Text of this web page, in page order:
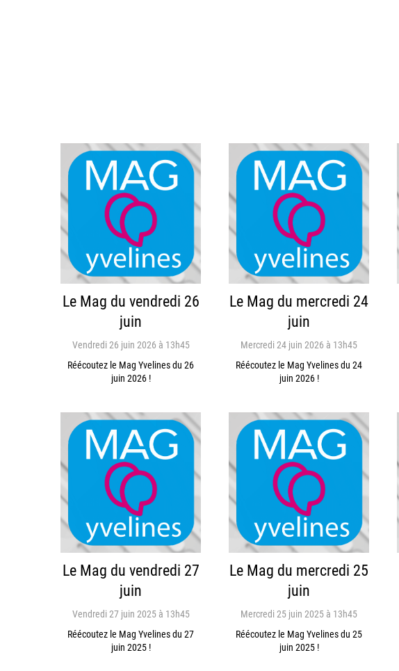
Le Mag du vendredi 26
juin
Vendredi 26 juin 2026 à 13h45
Réécoutez le Mag Yvelines du 26
juin 2026 !
Le Mag du mercredi 24
juin
Mercredi 24 juin 2026 à 13h45
Réécoutez le Mag Yvelines du 24
juin 2026 !
Le Mag du vendredi 27
juin
Vendredi 27 juin 2025 à 13h45
Réécoutez le Mag Yvelines du 27
juin 2025 !
Le Mag du mercredi 25
juin
Mercredi 25 juin 2025 à 13h45
Réécoutez le Mag Yvelines du 25
juin 2025 !